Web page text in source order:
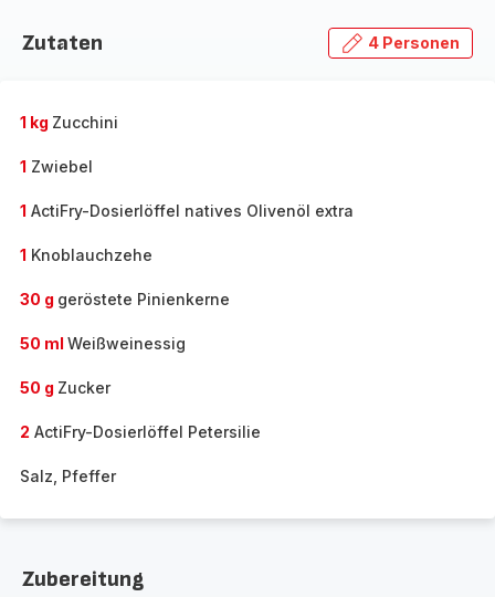
Zutaten 4 Personen
1 kg Zucchini
1 Zwiebel
1 ActiFry-Dosierlöffel natives Olivenöl extra
1 Knoblauchzehe
30 g geröstete Pinienkerne
50 ml Weißweinessig
50 g Zucker
2 ActiFry-Dosierlöffel Petersilie
Salz, Pfeffer
Zubereitung